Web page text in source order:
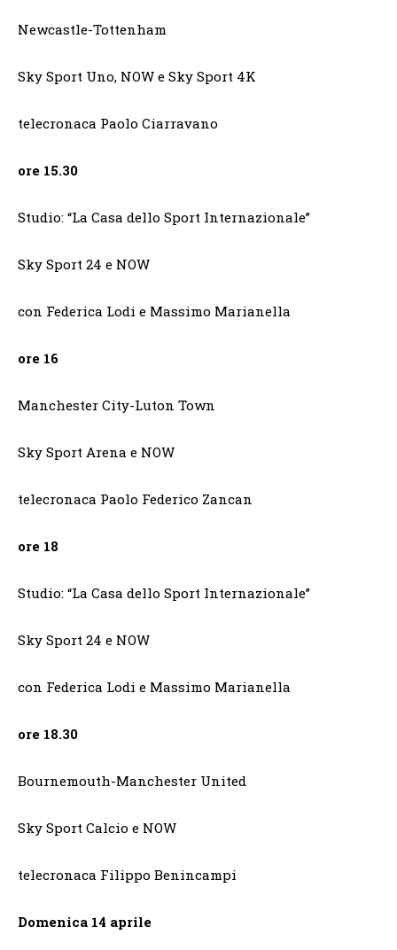
Newcastle-Tottenham
Sky Sport Uno, NOW e Sky Sport 4K
telecronaca Paolo Ciarravano
ore 15.30
Studio: “La Casa dello Sport Internazionale”
Sky Sport 24 e NOW
con Federica Lodi e Massimo Marianella
ore 16
Manchester City-Luton Town
Sky Sport Arena e NOW
telecronaca Paolo Federico Zancan
ore 18
Studio: “La Casa dello Sport Internazionale”
Sky Sport 24 e NOW
con Federica Lodi e Massimo Marianella
ore 18.30
Bournemouth-Manchester United
Sky Sport Calcio e NOW
telecronaca Filippo Benincampi
Domenica 14 aprile